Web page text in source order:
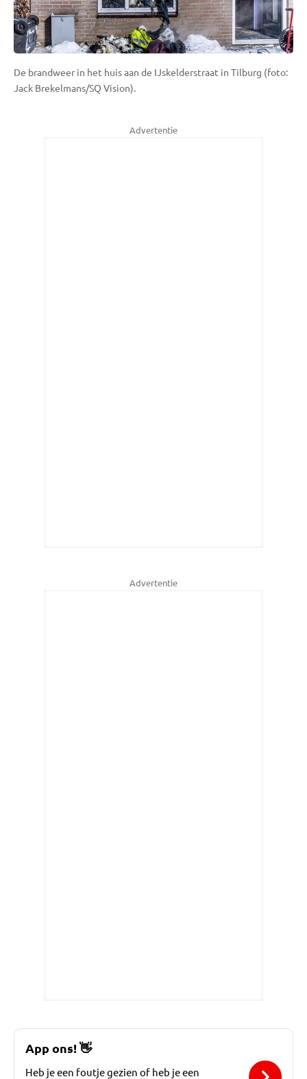
De brandweer in het huis aan de IJskelderstraat in Tilburg (foto:
Jack Brekelmans/SQ Vision).
Advertentie
Advertentie
App ons! 👋
Heb je een foutje gezien of heb je een